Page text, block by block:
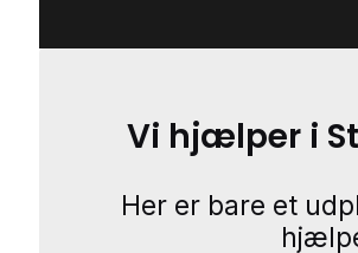
Vi hjælper i
Her er bare et